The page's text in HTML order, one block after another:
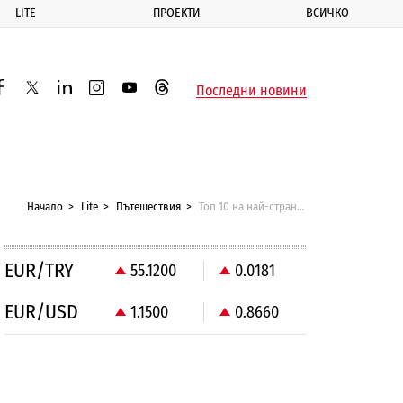
LITE ПРОЕКТИ ВСИЧКО
twitterlinkedininstagram
youtubethreadsПоследни новини
Начало Lite Пътешествия Топ 10 на най-странните обекти под вода
EUR/TRY 55.1200 0.0181
EUR/USD 1.1500 0.8660